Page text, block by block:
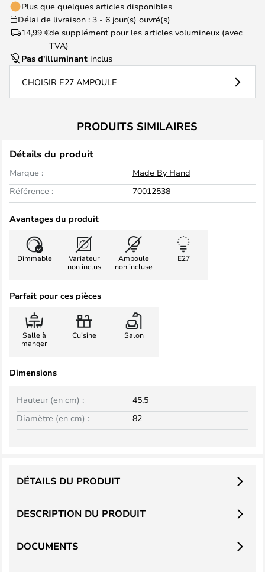
Plus que quelques articles disponibles
Délai de livraison : 3 - 6 jour(s) ouvré(s)
14,99 €de supplément pour les articles volumineux (avec
TVA)
Pas d'illuminant inclus
CHOISIR E27 AMPOULE
PRODUITS SIMILAIRES
Détails du produit
Marque :
Made By Hand
Référence :
70012538
Avantages du produit
Dimmable
Variateur
non inclus
Ampoule
non incluse
E27
Parfait pour ces pièces
Salle à
manger
Cuisine Salon
Dimensions
Hauteur (en cm) :
45,5
Diamètre (en cm) :
82
DESCRIPTION DU PRODUIT
DÉTAILS DU PRODUIT
DOCUMENTS